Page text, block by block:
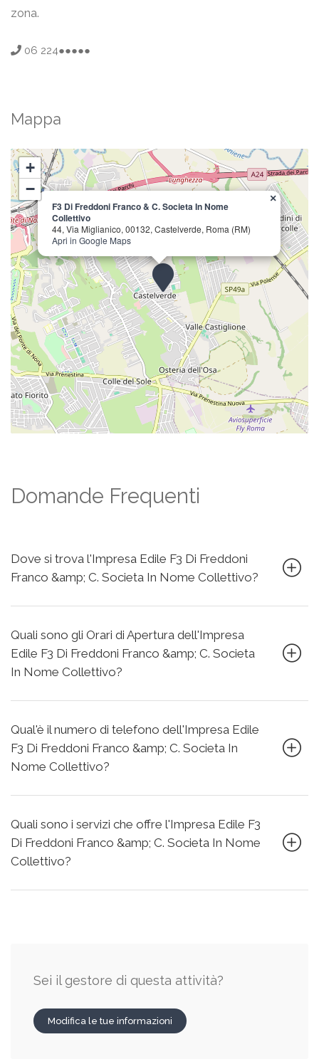
zona.
06 224●●●●●
Mappa
F3 Di Freddoni Franco & C. Societa In Nome
Collettivo
44, Via Miglianico, 00132, Castelverde, Roma (RM)
Apri in Google Maps
×
+
−
Domande Frequenti
Dove si trova l'Impresa Edile F3 Di Freddoni
Franco &amp; C. Societa In Nome Collettivo?
Quali sono gli Orari di Apertura dell'Impresa
Edile F3 Di Freddoni Franco &amp; C. Societa
In Nome Collettivo?
Qual'è il numero di telefono dell'Impresa Edile
F3 Di Freddoni Franco &amp; C. Societa In
Nome Collettivo?
Quali sono i servizi che offre l'Impresa Edile F3
Di Freddoni Franco &amp; C. Societa In Nome
Collettivo?
Sei il gestore di questa attività?
Modifica le tue informazioni